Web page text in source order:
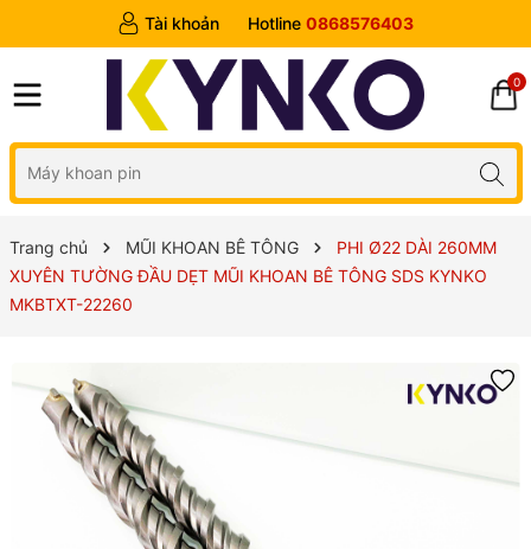
Tài khoản Hotline 0868576403
0
Trang chủ MŨI KHOAN BÊ TÔNG
PHI Ø22 DÀI 260MM
XUYÊN TƯỜNG ĐẦU DẸT MŨI KHOAN BÊ TÔNG SDS KYNKO
MKBTXT-22260